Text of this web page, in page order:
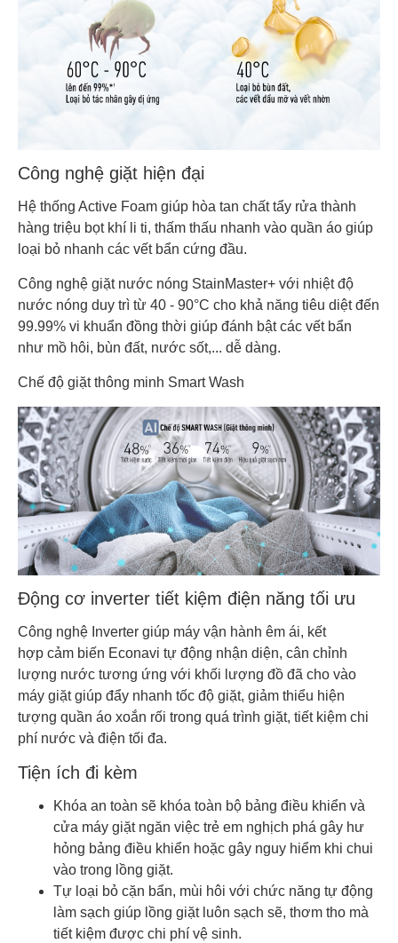
Công nghệ giặt hiện đại
Hệ thống Active Foam giúp hòa tan chất tẩy rửa thành
hàng triệu bọt khí li ti, thấm thấu nhanh vào quần áo giúp
loại bỏ nhanh các vết bẩn cứng đầu.
Công nghệ giặt nước nóng StainMaster+ với nhiệt độ
nước nóng duy trì từ 40 - 90°C cho khả năng tiêu diệt đến
99.99% vi khuẩn đồng thời giúp đánh bật các vết bẩn
như mồ hôi, bùn đất, nước sốt,... dễ dàng.
Chế độ giặt thông minh Smart Wash
Động cơ inverter tiết kiệm điện năng tối ưu
Công nghệ Inverter giúp máy vận hành êm ái, kết
hợp cảm biến Econavi tự động nhận diện, cân chỉnh
lượng nước tương ứng với khối lượng đồ đã cho vào
máy giặt giúp đẩy nhanh tốc độ giặt, giảm thiểu hiện
tượng quần áo xoắn rối trong quá trình giặt, tiết kiệm chi
phí nước và điện tối đa.
Tiện ích đi kèm
Khóa an toàn sẽ khóa toàn bộ bảng điều khiển và
cửa máy giặt ngăn việc trẻ em nghịch phá gây hư
hỏng bảng điều khiển hoặc gây nguy hiểm khi chui
vào trong lồng giặt.
Tự loại bỏ cặn bẩn, mùi hôi với chức năng tự động
làm sạch giúp lồng giặt luôn sạch sẽ, thơm tho mà
tiết kiệm được chi phí vệ sinh.